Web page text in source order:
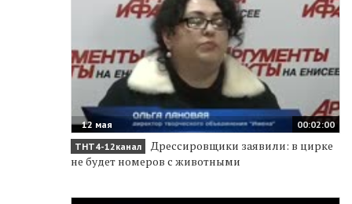
00:02:00
12 мая
ТНТ4-12канал
Дрессировщики заявили: в цирке
не будет номеров с животными